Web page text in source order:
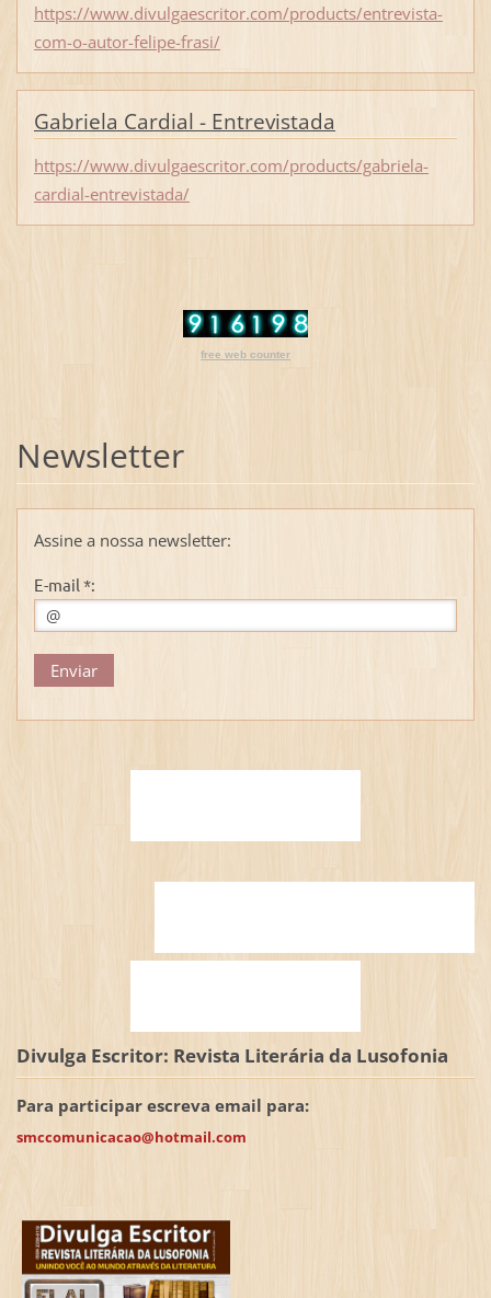
https://www.divulgaescritor.com/products/entrevista-
com-o-autor-felipe-frasi/
Gabriela Cardial - Entrevistada
https://www.divulgaescritor.com/products/gabriela-
cardial-entrevistada/
free web counter
Newsletter
Assine a nossa newsletter:
E-mail *:
Divulga Escritor: Revista Literária da Lusofonia
Para participar escreva email para:
smccomunicacao@hotmail.com